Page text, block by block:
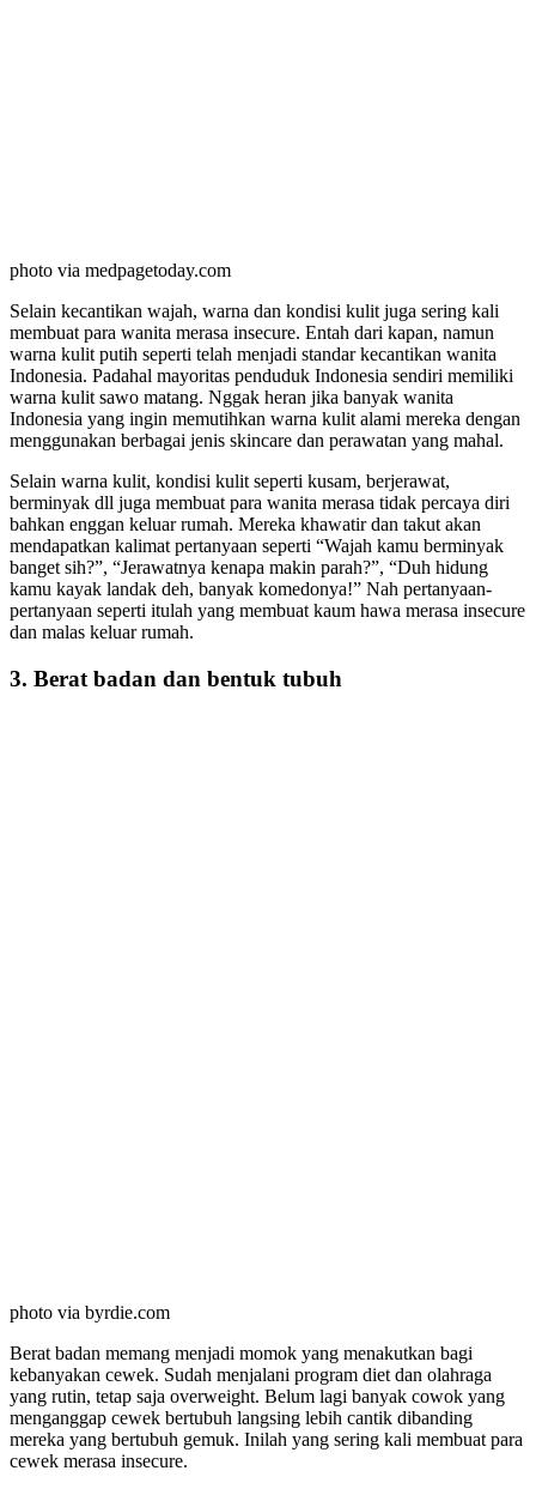
photo via medpagetoday.com
Selain kecantikan wajah, warna dan kondisi kulit juga sering kali
membuat para wanita merasa insecure. Entah dari kapan, namun
warna kulit putih seperti telah menjadi standar kecantikan wanita
Indonesia. Padahal mayoritas penduduk Indonesia sendiri memiliki
warna kulit sawo matang. Nggak heran jika banyak wanita
Indonesia yang ingin memutihkan warna kulit alami mereka dengan
menggunakan berbagai jenis skincare dan perawatan yang mahal.
Selain warna kulit, kondisi kulit seperti kusam, berjerawat,
berminyak dll juga membuat para wanita merasa tidak percaya diri
bahkan enggan keluar rumah. Mereka khawatir dan takut akan
mendapatkan kalimat pertanyaan seperti “Wajah kamu berminyak
banget sih?”, “Jerawatnya kenapa makin parah?”, “Duh hidung
kamu kayak landak deh, banyak komedonya!” Nah pertanyaan-
pertanyaan seperti itulah yang membuat kaum hawa merasa insecure
dan malas keluar rumah.
3. Berat badan dan bentuk tubuh
photo via byrdie.com
Berat badan memang menjadi momok yang menakutkan bagi
kebanyakan cewek. Sudah menjalani program diet dan olahraga
yang rutin, tetap saja overweight. Belum lagi banyak cowok yang
menganggap cewek bertubuh langsing lebih cantik dibanding
mereka yang bertubuh gemuk. Inilah yang sering kali membuat para
cewek merasa insecure.